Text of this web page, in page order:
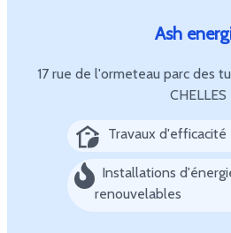
Ash
17 rue de l'ormeteau parc des
CHELLES
Travaux
Installations
renouvelables